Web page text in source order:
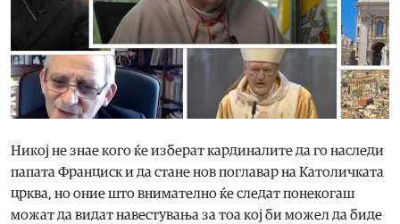
Никој не знае кого ќе изберат кардиналите да го наследи
папата Франциск и да стане нов поглавар на Католичката
црква, но оние што внимателно ќе следат понекогаш
можат да видат навестувања за тоа кој би можел да биде